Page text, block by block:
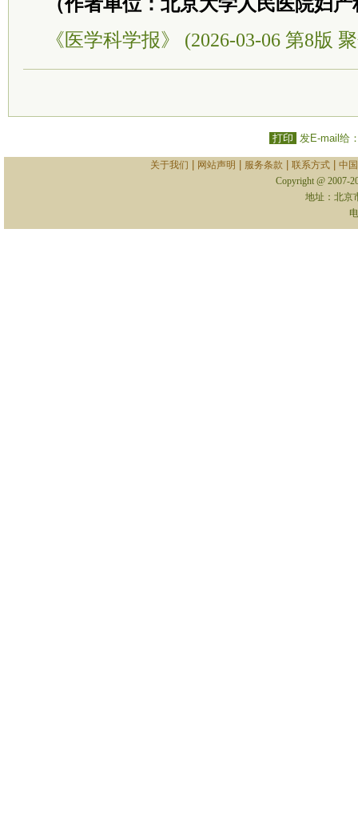
《医学科学报》 (2026-03-06 第8版
打印 发E-mail给
关于我们 网站声明 服务条款 联系方式| 中
Copyright @ 2007-
地址：北京